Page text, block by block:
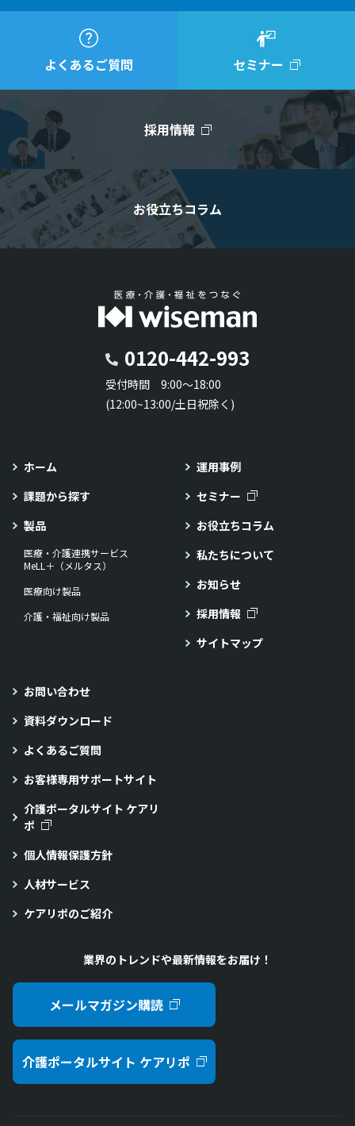
よくあるご質問 セミナー
採用情報
お役立ちコラム
0120-442-993
受付時間 9:00～18:00
(12:00~13:00/土日祝除く)
ホーム
課題から探す
製品
医療・介護連携サービス
MeLL＋（メルタス）
医療向け製品
介護・福祉向け製品
運用事例
セミナー
お役立ちコラム
私たちについて
お知らせ
採用情報
サイトマップ
お問い合わせ
資料ダウンロード
よくあるご質問
お客様専用サポートサイト
介護ポータルサイト ケアリ
ポ
個人情報保護方針
人材サービス
ケアリポのご紹介
業界のトレンドや最新情報をお届け！
メールマガジン購読
介護ポータルサイト ケアリポ